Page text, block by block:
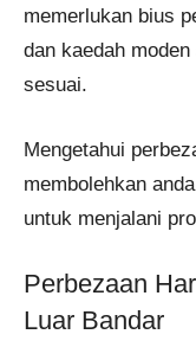
memerlukan bius
dan kaedah
sesuai.
Mengetahui
membolehkan
untuk menjalani
Perbezaan
Luar Bandar